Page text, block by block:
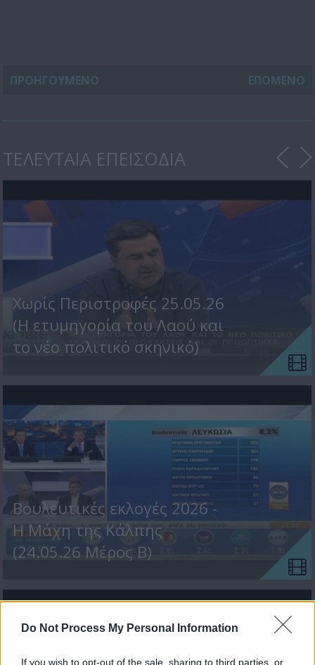
Do Not Process My Personal Information
If you wish to opt-out of the sale, sharing to third parties, or
ΠΡΟΗΓΟΥΜΕΝΟ ΕΠΟΜΕΝΟ
ΤΕΛΕΥΤΑΙΑ ΕΠΕΙΣΟΔΙΑ
Χωρίς Περιστροφές 25.05.26
(Η ετυμηγορία του Λαού και
το νέο πολιτικό σκηνικό)
Βουλευτικές εκλογές 2026 -
Η Μάχη της Κάλπης
(24.05.26 Μέρος Β)